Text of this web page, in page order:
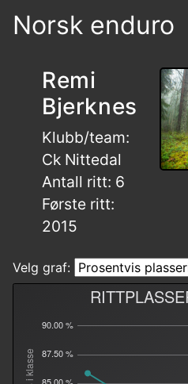
Norsk enduro
Remi
Bjerknes
Klubb/team:
Ck Nittedal
Antall ritt: 6
Første ritt:
2015
Velg graf:
87.50 %
90.00 %